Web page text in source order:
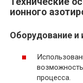
ионного
Оборудование и
процесса.